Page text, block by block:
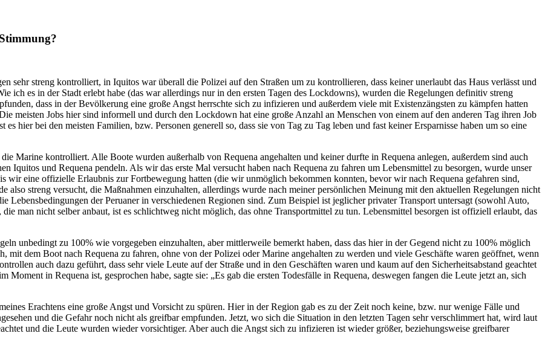
sehr streng kontrolliert, in Iquitos war überall die Polizei auf den Straßen um zu kontrollieren, dass keiner unerlaubt das Haus verlässt und
ich es in der Stadt erlebt habe (das war allerdings nur in den ersten Tagen des Lockdowns), wurden die Regelungen definitiv streng
dass in der Bevölkerung eine große Angst herrschte sich zu infizieren und außerdem viele mit Existenzängsten zu kämpfen hatten
meisten Jobs hier sind informell und durch den Lockdown hat eine große Anzahl an Menschen von einem auf den anderen Tag ihren Job
hier bei den meisten Familien, bzw. Personen generell so, dass sie von Tag zu Tag leben und fast keiner Ersparnisse haben um so eine
Marine kontrolliert. Alle Boote wurden außerhalb von Requena angehalten und keiner durfte in Requena anlegen, außerdem sind auch
Iquitos und Requena pendeln. Als wir das erste Mal versucht haben nach Requena zu fahren um Lebensmittel zu besorgen, wurde unser
wir eine offizielle Erlaubnis zur Fortbewegung hatten (die wir unmöglich bekommen konnten, bevor wir nach Requena gefahren sind,
also streng versucht, die Maßnahmen einzuhalten, allerdings wurde nach meiner persönlichen Meinung mit den aktuellen Regelungen nicht
Lebensbedingungen der Peruaner in verschiedenen Regionen sind. Zum Beispiel ist jeglicher privater Transport untersagt (sowohl Auto,
man nicht selber anbaut, ist es schlichtweg nicht möglich, das ohne Transportmittel zu tun. Lebensmittel besorgen ist offiziell erlaubt, das
unbedingt zu 100% wie vorgegeben einzuhalten, aber mittlerweile bemerkt haben, dass das hier in der Gegend nicht zu 100% möglich
dem Boot nach Requena zu fahren, ohne von der Polizei oder Marine angehalten zu werden und viele Geschäfte waren geöffnet, wenn
auch dazu geführt, dass sehr viele Leute auf der Straße und in den Geschäften waren und kaum auf den Sicherheitsabstand geachtet
in Requena ist, gesprochen habe, sagte sie: „Es gab die ersten Todesfälle in Requena, deswegen fangen die Leute jetzt an, sich
Erachtens eine große Angst und Vorsicht zu spüren. Hier in der Region gab es zu der Zeit noch keine, bzw. nur wenige Fälle und
und die Gefahr noch nicht als greifbar empfunden. Jetzt, wo sich die Situation in den letzten Tagen sehr verschlimmert hat, wird laut
und die Leute wurden wieder vorsichtiger. Aber auch die Angst sich zu infizieren ist wieder größer, beziehungsweise greifbarer